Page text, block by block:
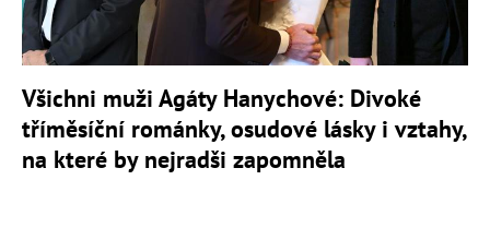
Všichni muži Agáty Hanychové: Divoké
tříměsíční románky, osudové lásky i vztahy,
na které by nejradši zapomněla